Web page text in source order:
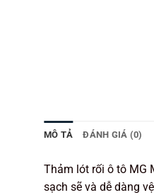
MÔ TẢ ĐÁNH GIÁ (0)
Thảm lót rối ô tô MG
sạch sẽ và dễ dàng